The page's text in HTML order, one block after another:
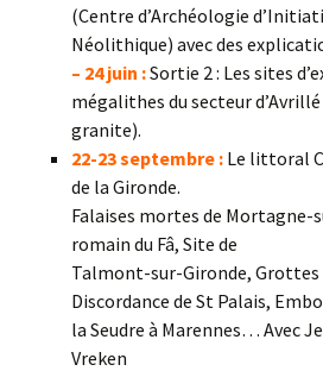
(Centre d’Archéologie
Néolithique) avec des
– 24 juin :Sortie 2 : Les sites
mégalithes du secteur
granite).
22-23 septembre : Le littoral
de la Gironde.
Falaises mortes de
romain du Fâ, Site de
Talmont-sur-Gironde, Grottes
Discordance de St Palais,
la Seudre à Marennes… Avec
Vreken